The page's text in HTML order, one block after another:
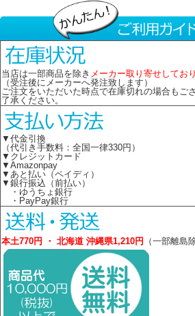
当店は一部商品を除き メーカー取り寄せしてお
（受注後にメーカーへ発注致します）
ご注文をいただいた時点で在庫切れの場合もご
了承ください。
▼代金引換
（代引き手数料：全国一律330円）
▼クレジットカード
▼Amazonpay
▼あと払い（ペイディ）
▼銀行振込（前払い）
・ゆうちょ銀行
・PayPay銀行
本土770円 ・ 北海道 沖縄県1,210円 （一部離島